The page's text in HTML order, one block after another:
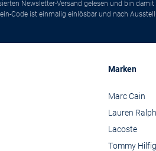
Newsletter-Versand gelesen und bin damit
Code ist einmalig einlösbar und nach
Marken
Marc Cain
Lauren
Lacoste
Tommy